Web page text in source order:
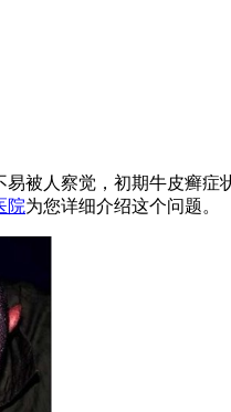
被人察觉，初期牛皮癣
院为您详细介绍这个问题。